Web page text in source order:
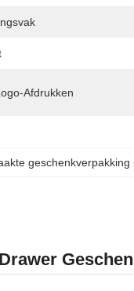
Afdrukken
geschenkverpakking